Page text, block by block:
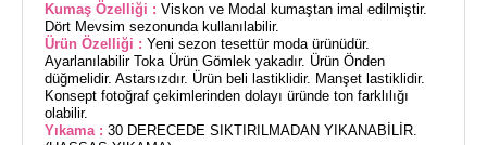
Kumaş Özelliği : Viskon ve Modal kumaştan imal edilmiştir.
Dört Mevsim sezonunda kullanılabilir.
Ürün Özelliği : Yeni sezon tesettür moda ürünüdür.
Ayarlanılabilir Toka Ürün Gömlek yakadır. Ürün Önden
düğmelidir. Astarsızdır. Ürün beli lastiklidir. Manşet lastiklidir.
Konsept fotoğraf çekimlerinden dolayı üründe ton farklılığı
olabilir.
Yıkama : 30 DERECEDE SIKTIRILMADAN YIKANABİLİR.